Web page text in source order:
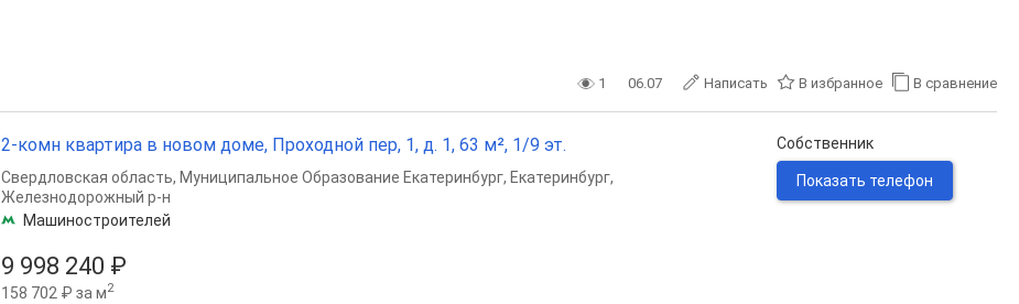
1 06.07 Написать В избранное В сравнение
2-комн квартира в новом доме, Проходной пер, 1, д. 1, 63 м², 1/9 эт.
9 998 240 ₽
158 702 ₽ за м2
Свердловская область, Муниципальное Образование Екатеринбург, Екатеринбург,
Железнодорожный р-н
Машиностроителей
Собственник
Показать телефон